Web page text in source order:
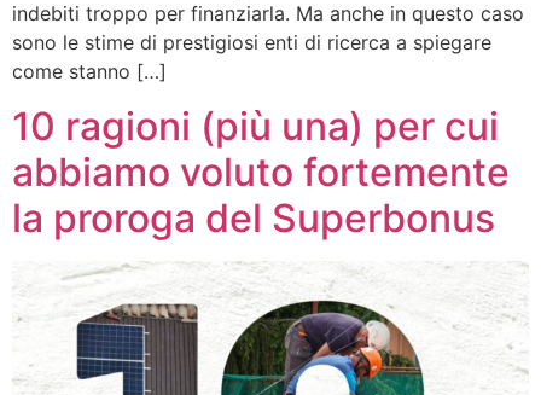
indebiti troppo per finanziarla. Ma anche in questo caso
sono le stime di prestigiosi enti di ricerca a spiegare
come stanno […]
10 ragioni (più una) per cui
abbiamo voluto fortemente
la proroga del Superbonus